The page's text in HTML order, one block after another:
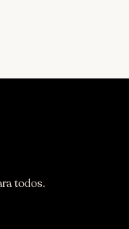
todos.